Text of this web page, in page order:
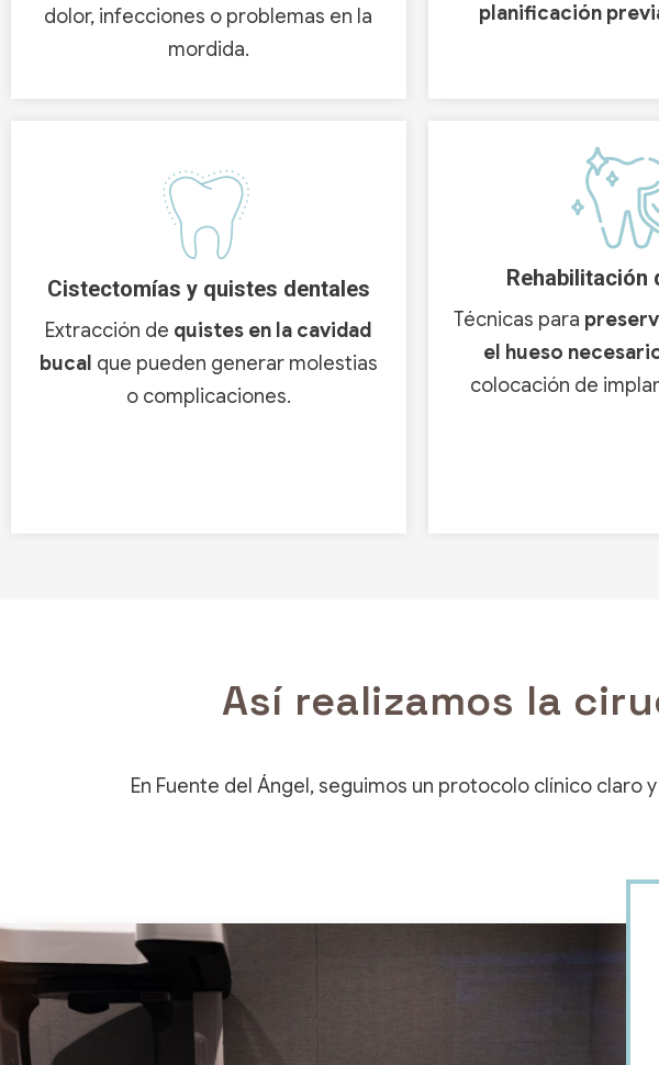
dolor, infecciones o problemas en la
mordida.
planificación
Cistectomías y quistes dentales
Extracción de quistes en la cavidad
bucal que pueden generar molestias
o complicaciones.
Rehabilitación
Técnicas para
el hueso
colocación de
Así realizamos la
En Fuente del Ángel, seguimos un protocolo clínico